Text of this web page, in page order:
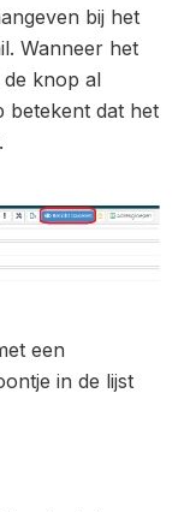
bij het
Wanneer het
knop al
betekent dat het
een
in de lijst